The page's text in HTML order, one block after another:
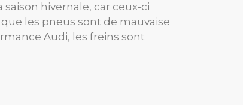
hivernale, car ceux-ci
les pneus sont de mauvaise
Audi, les freins sont